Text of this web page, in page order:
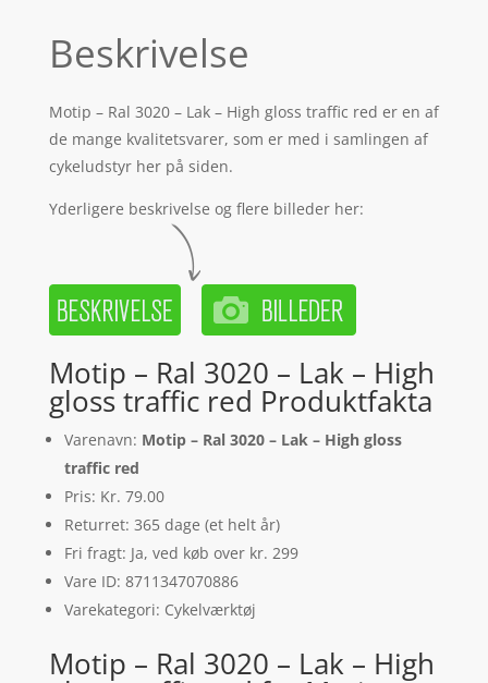
Beskrivelse
Motip – Ral 3020 – Lak – High gloss traffic red er en af
de mange kvalitetsvarer, som er med i samlingen af
cykeludstyr her på siden.
Yderligere beskrivelse og flere billeder her:
Motip – Ral 3020 – Lak – High
gloss traffic red Produktfakta
Varenavn: Motip – Ral 3020 – Lak – High gloss
traffic red
Pris: Kr. 79.00
Returret: 365 dage (et helt år)
Fri fragt: Ja, ved køb over kr. 299
Vare ID: 8711347070886
Varekategori: Cykelværktøj
Motip – Ral 3020 – Lak – High